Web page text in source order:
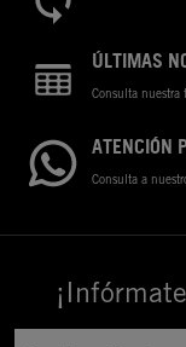
ÚLTIMAS
Consulta nuestra
ATENCIÓN
Consulta a